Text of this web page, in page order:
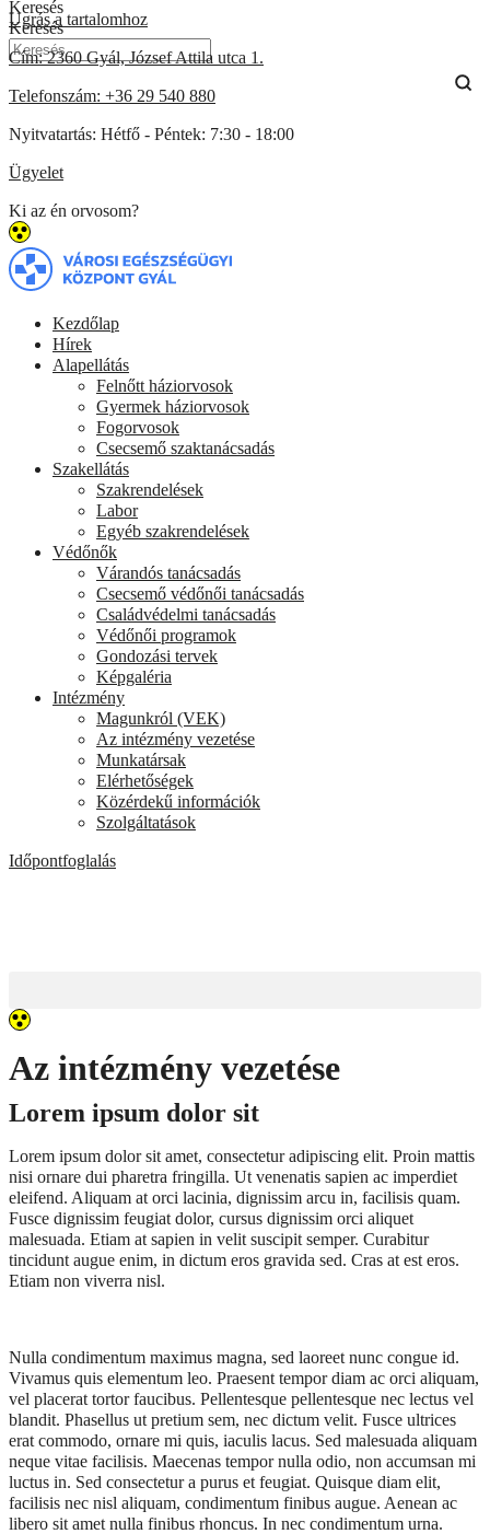
Ugrás a tartalomhoz
Cím:2360 Gyál, József Attila utca 1.
Telefonszám: +36 29 540 880
Nyitvatartás: Hétfő - Péntek: 7:30 - 18:00
Ügyelet
Ki az én orvosom?
Kezdőlap
Hírek
Alapellátás
Felnőtt háziorvosok
Gyermek háziorvosok
Fogorvosok
Csecsemő szaktanácsadás
Szakellátás
Szakrendelések
Labor
Egyéb szakrendelések
Védőnők
Várandós tanácsadás
Csecsemő védőnői tanácsadás
Családvédelmi tanácsadás
Védőnői programok
Gondozási tervek
Képgaléria
Intézmény
Magunkról (VEK)
Az intézmény vezetése
Munkatársak
Elérhetőségek
Közérdekű információk
Szolgáltatások
Időpontfoglalás
Keresés
Keresés
Az intézmény vezetése
Lorem ipsum dolor sit
Lorem ipsum dolor sit amet, consectetur adipiscing elit. Proin mattis
nisi ornare dui pharetra fringilla. Ut venenatis sapien ac imperdiet
eleifend. Aliquam at orci lacinia, dignissim arcu in, facilisis quam.
Fusce dignissim feugiat dolor, cursus dignissim orci aliquet
malesuada. Etiam at sapien in velit suscipit semper. Curabitur
tincidunt augue enim, in dictum eros gravida sed. Cras at est eros.
Etiam non viverra nisl.
Nulla condimentum maximus magna, sed laoreet nunc congue id.
Vivamus quis elementum leo. Praesent tempor diam ac orci aliquam,
vel placerat tortor faucibus. Pellentesque pellentesque nec lectus vel
blandit. Phasellus ut pretium sem, nec dictum velit. Fusce ultrices
erat commodo, ornare mi quis, iaculis lacus. Sed malesuada aliquam
neque vitae facilisis. Maecenas tempor nulla odio, non accumsan mi
luctus in. Sed consectetur a purus et feugiat. Quisque diam elit,
facilisis nec nisl aliquam, condimentum finibus augue. Aenean ac
libero sit amet nulla finibus rhoncus. In nec condimentum urna.